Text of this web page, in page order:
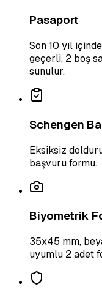
Pasaport
Son 10 yıl
geçerli, 2 boş
sunulur.
Schengen
Eksiksiz
başvuru formu.
Biyometrik
35x45 mm,
uyumlu 2 adet